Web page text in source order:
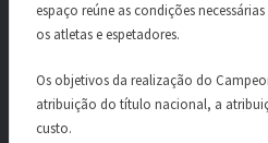
espaço reúne as condições
os atletas e espetadores.
Os objetivos da realização do
atribuição do título nacional, a
custo.